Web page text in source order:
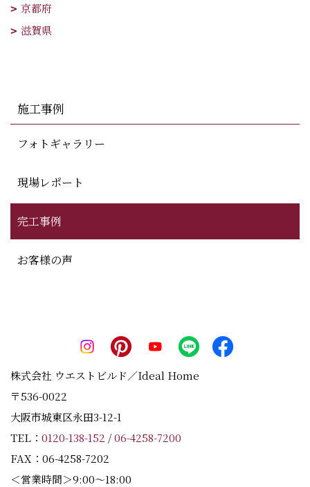
京都府
滋賀県
施工事例
フォトギャラリー
現場レポート
完工事例
お客様の声
株式会社 ウエストビルド／Ideal Home
〒536-0022
大阪市城東区永田3-12-1
TEL： 0120-138-152 /06-4258-7200
FAX：06-4258-7202
＜営業時間＞9:00～18:00